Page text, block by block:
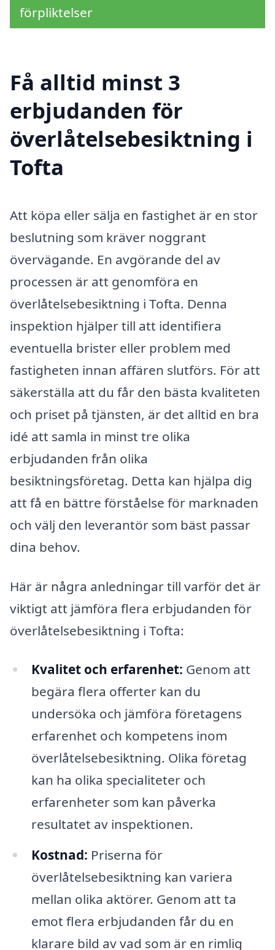
förpliktelser
Få alltid minst 3
erbjudanden för
överlåtelsebesiktning i
Tofta
Att köpa eller sälja en fastighet är en stor
beslutning som kräver noggrant
övervägande. En avgörande del av
processen är att genomföra en
överlåtelsebesiktning i Tofta. Denna
inspektion hjälper till att identifiera
eventuella brister eller problem med
fastigheten innan affären slutförs. För att
säkerställa att du får den bästa kvaliteten
och priset på tjänsten, är det alltid en bra
idé att samla in minst tre olika
erbjudanden från olika
besiktningsföretag. Detta kan hjälpa dig
att få en bättre förståelse för marknaden
och välj den leverantör som bäst passar
dina behov.
Här är några anledningar till varför det är
viktigt att jämföra flera erbjudanden för
överlåtelsebesiktning i Tofta:
Kvalitet och erfarenhet: Genom att
begära flera offerter kan du
undersöka och jämföra företagens
erfarenhet och kompetens inom
överlåtelsebesiktning. Olika företag
kan ha olika specialiteter och
erfarenheter som kan påverka
resultatet av inspektionen.
Kostnad: Priserna för
överlåtelsebesiktning kan variera
mellan olika aktörer. Genom att ta
emot flera erbjudanden får du en
klarare bild av vad som är en rimlig